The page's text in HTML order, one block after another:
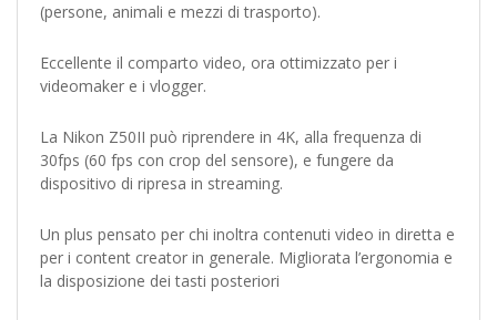
(persone, animali e mezzi di trasporto).
Eccellente il comparto video, ora ottimizzato per i
videomaker e i vlogger.
La Nikon Z50II può riprendere in 4K, alla frequenza di
30fps (60 fps con crop del sensore), e fungere da
dispositivo di ripresa in streaming.
Un plus pensato per chi inoltra contenuti video in diretta e
per i content creator in generale. Migliorata l’ergonomia e
la disposizione dei tasti posteriori